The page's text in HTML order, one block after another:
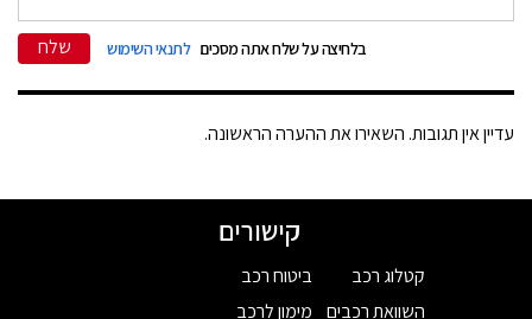
בלחיצה על שלח אתה מסכים לתנאי השימוש שלח
עדיין אין תגובות. השאירו את ההערה הראשונה.
קישורים
קטלוג רכב
השוואת רכבים
ביטוח רכב
מימון לרכב